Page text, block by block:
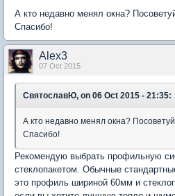
А кто недавно менял окна?
Спасибо!
Alex3
07 Oct 2015
СвятославЮ, on 06 Oct 2015 - 21:35:
А кто недавно менял окна?
Спасибо!
Рекомендую выбрать профильную
стеклопакетом. Обычные
это профиль шириной 60мм и